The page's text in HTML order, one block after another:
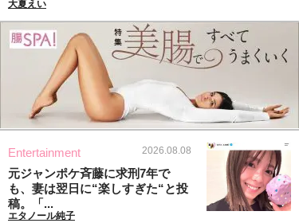
大夏えい
Entertainment 2026.08.08
元ジャンポケ斉藤に求刑7年で
も、妻は翌日に“楽しすぎた“と投
稿。「...
エタノール純子